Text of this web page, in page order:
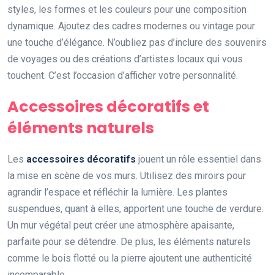
styles, les formes et les couleurs pour une composition
dynamique. Ajoutez des cadres modernes ou vintage pour
une touche d’élégance. N’oubliez pas d’inclure des souvenirs
de voyages ou des créations d’artistes locaux qui vous
touchent. C’est l’occasion d’afficher votre personnalité.
Accessoires décoratifs et
éléments naturels
Les accessoires décoratifs jouent un rôle essentiel dans
la mise en scène de vos murs. Utilisez des miroirs pour
agrandir l’espace et réfléchir la lumière. Les plantes
suspendues, quant à elles, apportent une touche de verdure.
Un mur végétal peut créer une atmosphère apaisante,
parfaite pour se détendre. De plus, les éléments naturels
comme le bois flotté ou la pierre ajoutent une authenticité